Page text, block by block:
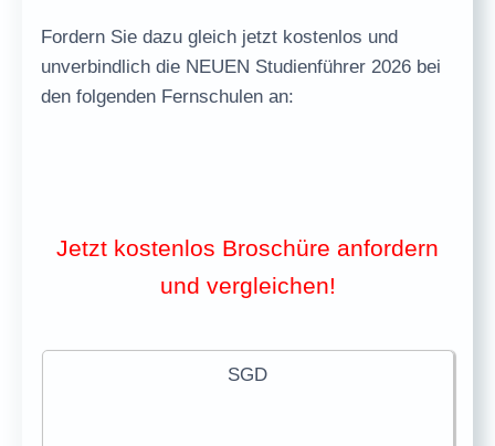
Fordern Sie dazu gleich jetzt kostenlos und
unverbindlich die NEUEN Studienführer 2026 bei
den folgenden Fernschulen an:
Jetzt kostenlos Broschüre anfordern
und vergleichen!
SGD